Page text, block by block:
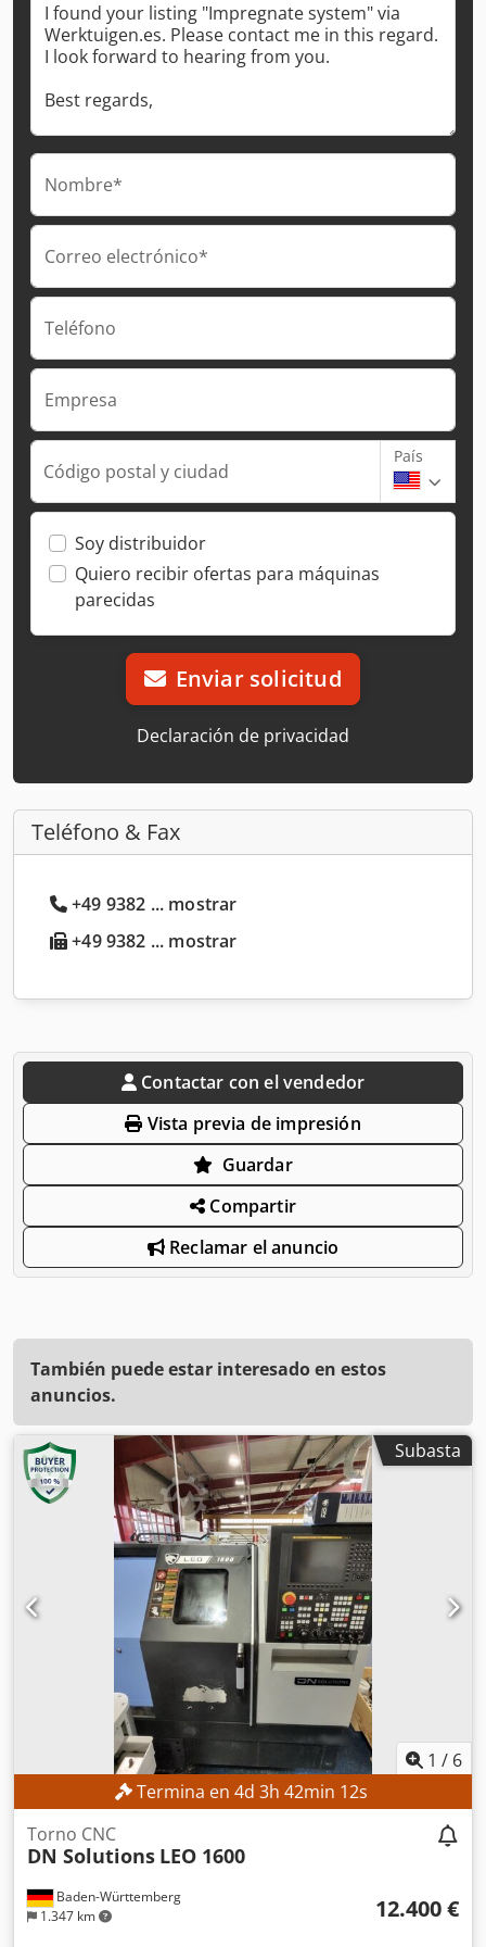
Nombre*
Correo electrónico*
Teléfono
Empresa
Código postal y ciudad
País
Soy distribuidor
Quiero recibir ofertas para máquinas
parecidas
Enviar solicitud
Declaración de privacidad
Teléfono & Fax
+49 9382 ... mostrar
+49 9382 ... mostrar
Contactar con el vendedor
Vista previa de impresión
Guardar
Compartir
Reclamar el anuncio
También puede estar interesado en estos
anuncios.
Subasta
1 / 6
Termina en 4d 3h 42min 11s
Baden-Württemberg
1.347 km
Torno CNC
DN Solutions LEO 1600
12.400 €